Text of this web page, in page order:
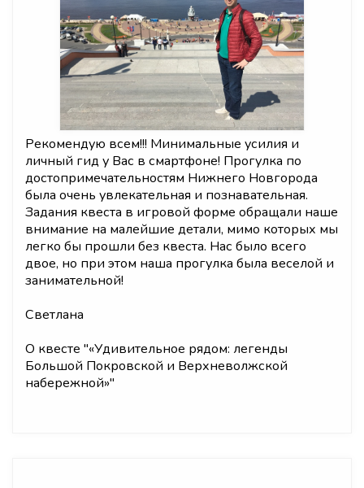
Рекомендую всем!!! Минимальные усилия и
личный гид у Вас в смартфоне! Прогулка по
достопримечательностям Нижнего Новгорода
была очень увлекательная и познавательная.
Задания квеста в игровой форме обращали наше
внимание на малейшие детали, мимо которых мы
легко бы прошли без квеста. Нас было всего
двое, но при этом наша прогулка была веселой и
занимательной!
Светлана
О квесте "«Удивительное рядом: легенды
Большой Покровской и Верхневолжской
набережной»"